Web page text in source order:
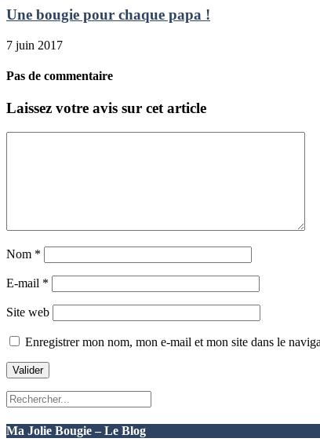
Une bougie pour chaque papa !
7 juin 2017
Pas de commentaire
Laissez votre avis sur cet article
Nom *
E-mail *
Site web
Enregistrer mon nom, mon e-mail et mon site dans le
Ma Jolie Bougie – Le Blog